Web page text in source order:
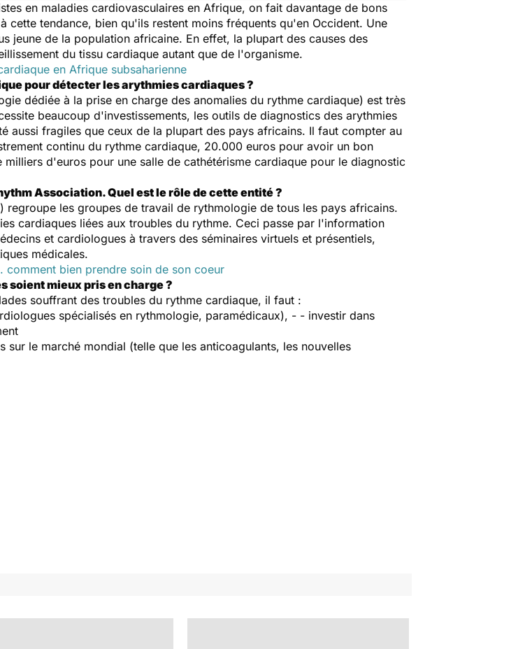
en maladies cardiovasculaires en Afrique, on fait davantage de bons
cette tendance, bien qu'ils restent moins fréquents qu'en Occident. Une
jeune de la population africaine. En effet, la plupart des causes des
du tissu cardiaque autant que de l'organisme.
en Afrique subsaharienne
pour détecter les arythmies cardiaques ?
dédiée à la prise en charge des anomalies du rythme cardiaque) est très
beaucoup d'investissements, les outils de diagnostics des arythmies
aussi fragiles que ceux de la plupart des pays africains. Il faut compter au
continu du rythme cardiaque, 20.000 euros pour avoir un bon
d'euros pour une salle de cathétérisme cardiaque pour le diagnostic
Association. Quel est le rôle de cette entité ?
regroupe les groupes de travail de rythmologie de tous les pays africains.
cardiaques liées aux troubles du rythme. Ceci passe par l'information
et cardiologues à travers des séminaires virtuels et présentiels,
médicales.
bien prendre soin de son coeur
soient mieux pris en charge ?
souffrant des troubles du rythme cardiaque, il faut :
spécialisés en rythmologie, paramédicaux), - - investir dans
le marché mondial (telle que les anticoagulants, les nouvelles